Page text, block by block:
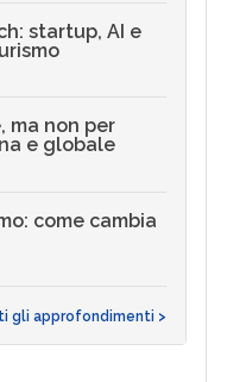
startup, AI e
ma non per
e globale
come cambia
gli approfondimenti >